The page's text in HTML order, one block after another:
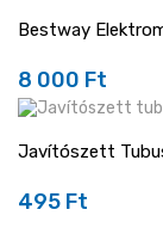
Bestway
Ár
8 000 Ft
Javítószett
Ár
495 Ft